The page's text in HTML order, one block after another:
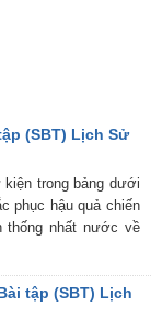
(SBT) Lịch Sử
trong bảng dưới
phục hậu quả chiến
thống nhất nước về
tập (SBT) Lịch